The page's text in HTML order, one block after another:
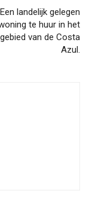
Een landelijk gelegen
te huur in het
van de Costa
Azul.